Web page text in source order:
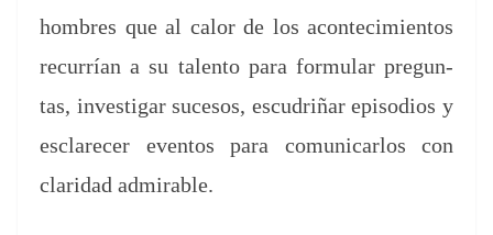
hom­bres que al calor de los acon­tec­imien­tos
recur­rían a su tal­en­to para for­mu­lar pre­gun­
tas, inves­ti­gar suce­sos, escu­d­riñar episo­dios y
esclare­cer even­tos para comu­ni­car­los con
clar­i­dad admirable.